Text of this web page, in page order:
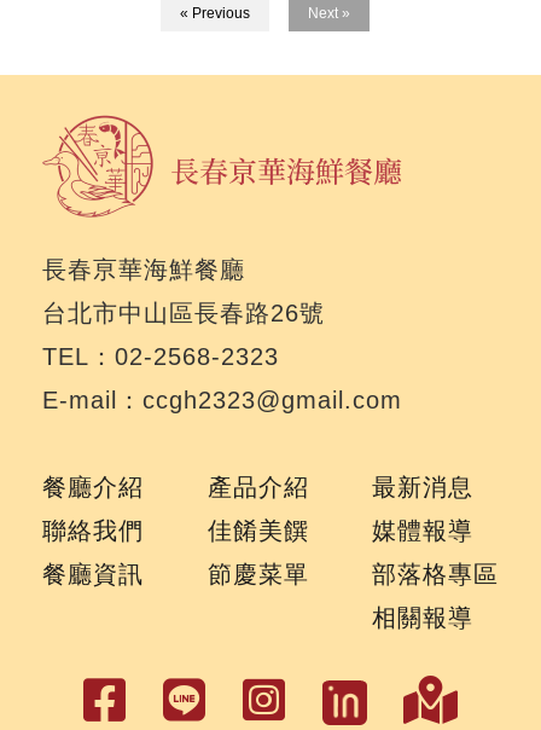
« Previous Next »
長春亰華海鮮餐廳
台北市中山區長春路26號
TEL：02-2568-2323
E-mail：ccgh2323@gmail.com
餐廳介紹
聯絡我們
餐廳資訊
產品介紹
佳餚美饌
節慶菜單
最新消息
媒體報導
部落格專區
相關報導